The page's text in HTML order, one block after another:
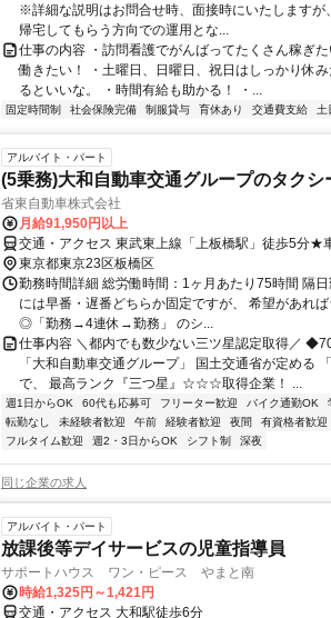
※詳細な説明はお問合せ時、面接時にいたしますが
帰宅してもらう方向での運用とな...
仕事の内容 ・訪問看護でがんばってたくさん稼ぎ
働きたい！ ・土曜日、日曜日、祝日はしっかり休
るといいな。 ・時間有給も助かる！ ・...
固定時間制 社会保険完備 制服貸与 育休あり 交通費支給 土
アルバイト・パート
(5乗務)大和自動車交通グループのタクシ
省東自動車株式会社
月給91,950円以上
交通・アクセス 東武東上線「上板橋駅」徒歩5分★
東京都東京23区板橋区
勤務時間詳細 総労働時間：1ヶ月あたり75時間 隔
には早番・遅番どちらか固定ですが、 希望があれ
◎「勤務→4連休→勤務」 のシ...
仕事内容 ＼都内でも数少ない三ツ星認定取得／
「大和自動車交通グループ」 国土交通省が定める
で、 最高ランク『三つ星』☆☆☆取得企業！ ...
週1日からOK 60代も応募可 フリーター歓迎 バイク通勤OK
転勤なし
未経験者歓迎 午前 経験者歓迎 夜間 有資格者歓迎
フルタイム歓迎
週2・3日からOK シフト制 深夜
同じ企業の求人
アルバイト・パート
放課後等デイサービスの児童指導員
サポートハウス ワン・ピース やまと南
時給1,325円～1,421円
交通・アクセス 大和駅徒歩6分